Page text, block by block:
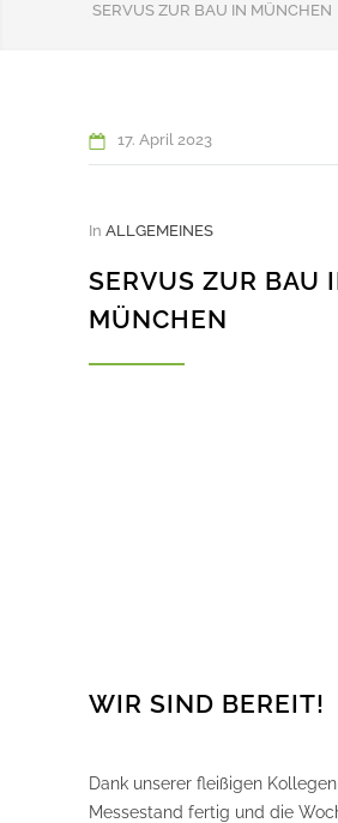
SERVUS ZUR BAU IN MÜNCHEN
17. April 2023
In ALLGEMEINES
SERVUS ZUR BAU
MÜNCHEN
WIR SIND BEREIT!
Dank unserer fleißigen
Messestand fertig und die